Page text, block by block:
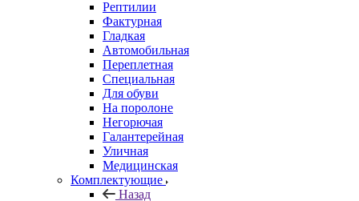
Рептилии
Фактурная
Гладкая
Автомобильная
Переплетная
Специальная
Для обуви
На поролоне
Негорючая
Галантерейная
Уличная
Медицинская
Комплектующие
Назад